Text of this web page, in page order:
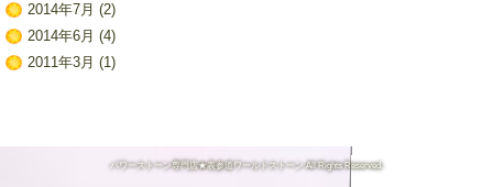
2014年7月 (2)
2014年6月 (4)
2011年3月 (1)
パワーストーン専門店★表参道ワールドストーン All Rights Reserved.